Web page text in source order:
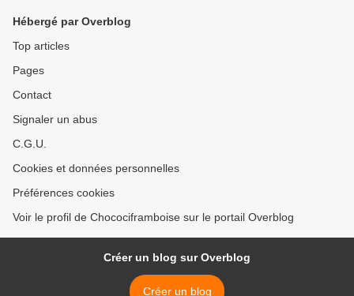
Hébergé par Overblog
Top articles
Pages
Contact
Signaler un abus
C.G.U.
Cookies et données personnelles
Préférences cookies
Voir le profil de Chocociframboise sur le portail Overblog
Créer un blog sur Overblog
Créer un blog